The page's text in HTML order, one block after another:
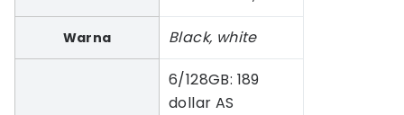
Warna Black, white
6/128GB: 189
dollar AS